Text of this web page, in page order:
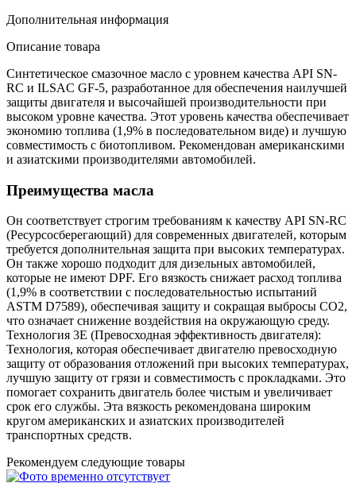
Дополнительная информация
Описание товара
Синтетическое смазочное масло с уровнем качества API SN-
RC и ILSAC GF-5, разработанное для обеспечения наилучшей
защиты двигателя и высочайшей производительности при
высоком уровне качества. Этот уровень качества обеспечивает
экономию топлива (1,9% в последовательном виде) и лучшую
совместимость с биотопливом. Рекомендован американскими
и азиатскими производителями автомобилей.
Преимущества масла
Он соответствует строгим требованиям к качеству API SN-RC
(Ресурсосберегающий) для современных двигателей, которым
требуется дополнительная защита при высоких температурах.
Он также хорошо подходит для дизельных автомобилей,
которые не имеют DPF. Его вязкость снижает расход топлива
(1,9% в соответствии с последовательностью испытаний
ASTM D7589), обеспечивая защиту и сокращая выбросы CO2,
что означает снижение воздействия на окружающую среду.
Технология 3E (Превосходная эффективность двигателя):
Технология, которая обеспечивает двигателю превосходную
защиту от образования отложений при высоких температурах,
лучшую защиту от грязи и совместимость с прокладками. Это
помогает сохранить двигатель более чистым и увеличивает
срок его службы. Эта вязкость рекомендована широким
кругом американских и азиатских производителей
транспортных средств.
Рекомендуем следующие товары